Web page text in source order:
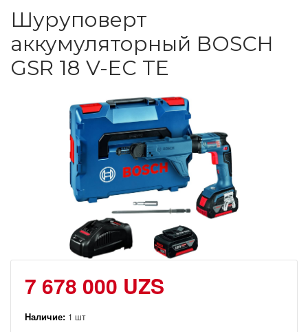
Шуруповерт
аккумуляторный BOSCH
GSR 18 V-EC TE
7 678 000 UZS
Наличие: 1 шт